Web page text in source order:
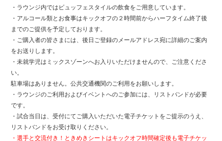
・ラウンジ内ではビュッフェスタイルの飲食をご用意しています。
・アルコール類とお食事はキックオフの２時間前からハーフタイム終了後
までのご提供を予定しております。
・ご購入者の皆さまには、後日ご登録のメールアドレス宛に詳細のご案内
をお送りします。
・未就学児はミックスゾーンへお入りいただけませんので、ご注意くださ
い。
駐車場はありません。公共交通機関のご利用をお願いします。
・ラウンジのご利用およびイベントへのご参加には、リストバンドが必要
です。
・試合当日は、受付にてご購入いただいた電子チケットをご提示のうえ、
リストバンドをお受け取りください。
・選手と交流付き！ときめきシートはキックオフ時間確定後も電子チケッ